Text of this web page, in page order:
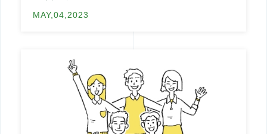
MAY,04,2023